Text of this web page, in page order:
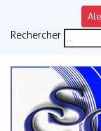
Rechercher